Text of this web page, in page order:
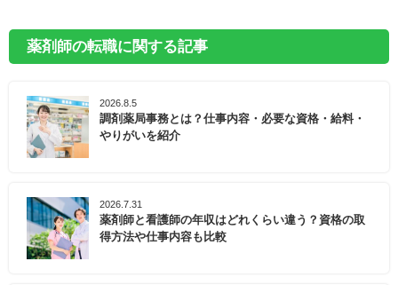
薬剤師の転職に関する記事
2026.8.5
調剤薬局事務とは？仕事内容・必要な資格・給料・
やりがいを紹介
2026.7.31
薬剤師と看護師の年収はどれくらい違う？資格の取
得方法や仕事内容も比較